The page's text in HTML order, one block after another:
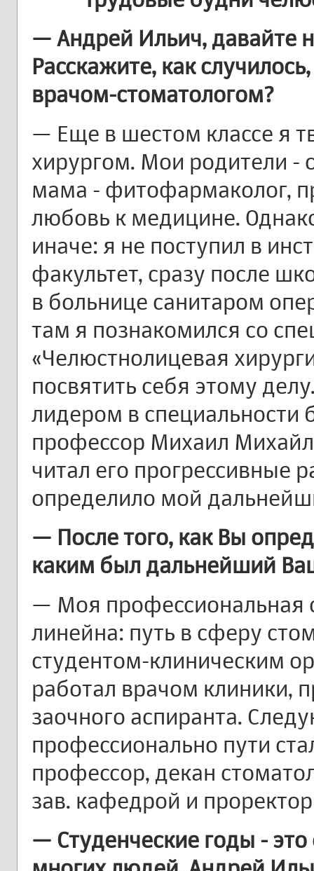
— Андрей Ильич, давайте
Расскажите, как
врачом-стоматологом?
— Еще в шестом классе я
хирургом. Мои родители -
мама - фитофармаколог,
любовь к медицине.
иначе: я не поступил в
факультет, сразу после
в больнице санитаром
там я познакомился со
«Челюстнолицевая
посвятить себя этому
лидером в
профессор Михаил
читал его прогрессивные
определило мой
— После того, как Вы
каким был дальнейший
— Моя профессиональная
линейна: путь в сферу
студентом-клиническим
работал врачом клиники,
заочного аспиранта.
профессионально пути
профессор, декан
зав. кафедрой и
— Студенческие годы -